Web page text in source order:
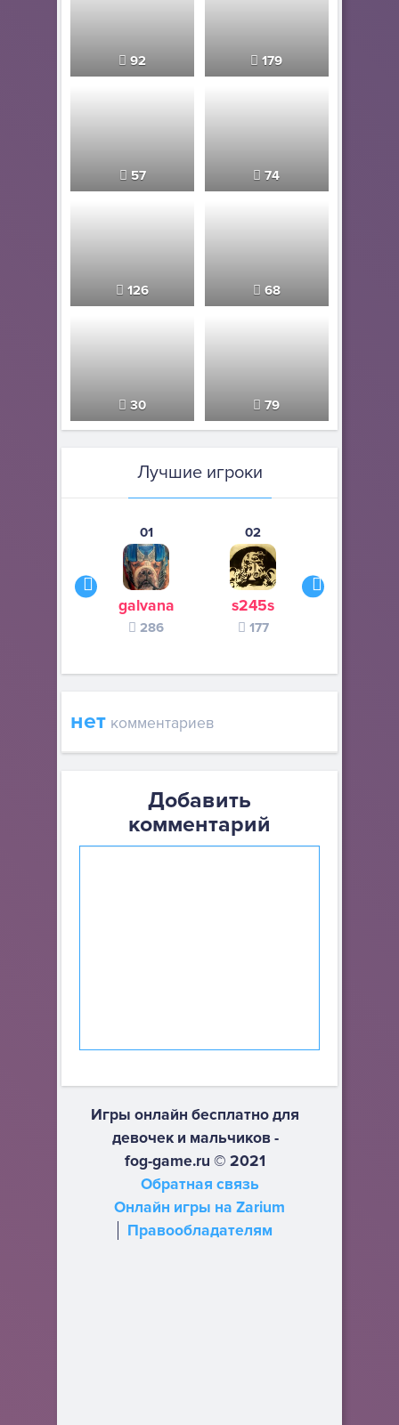
92 179
57 74
126 68
30 79
Лучшие игроки
01
galvana
286
02
s245s
177
нет комментариев
Добавить
комментарий
Игры онлайн бесплатно для
девочек и мальчиков -
fog-game.ru © 2021
Обратная связь
Онлайн игры на Zarium
Правообладателям